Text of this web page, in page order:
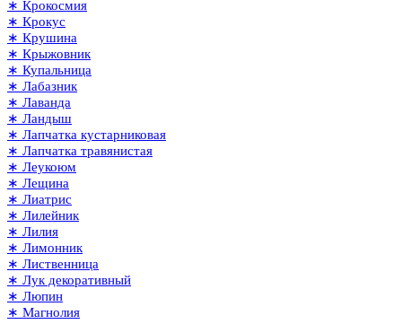
∗ Крокосмия
∗ Крокус
∗ Крушина
∗ Крыжовник
∗ Купальница
∗ Лабазник
∗ Лаванда
∗ Ландыш
∗ Лапчатка кустарниковая
∗ Лапчатка травянистая
∗ Леукоюм
∗ Лещина
∗ Лиатрис
∗ Лилейник
∗ Лилия
∗ Лимонник
∗ Лиственница
∗ Лук декоративный
∗ Люпин
∗ Магнолия